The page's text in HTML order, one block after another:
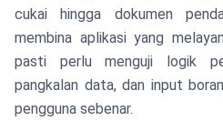
cukai hingga dokumen
membina aplikasi yang
pasti perlu menguji logik
pangkalan data, dan input
pengguna sebenar.